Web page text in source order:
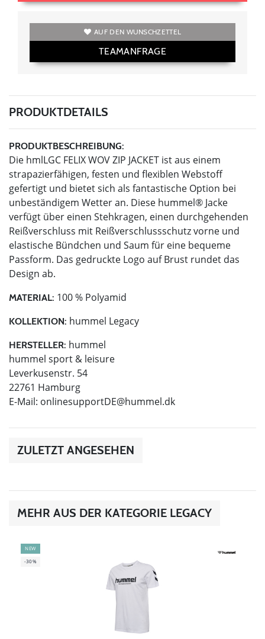
AUF DEN WUNSCHZETTEL
TEAMANFRAGE
PRODUKTDETAILS
PRODUKTBESCHREIBUNG:
Die hmlLGC FELIX WOV ZIP JACKET ist aus einem
strapazierfähigen, festen und flexiblen Webstoff
gefertigt und bietet sich als fantastische Option bei
unbeständigem Wetter an. Diese hummel® Jacke
verfügt über einen Stehkragen, einen durchgehenden
Reißverschluss mit Reißverschlussschutz vorne und
elastische Bündchen und Saum für eine bequeme
Passform. Das gedruckte Logo auf Brust rundet das
Design ab.
MATERIAL: 100 % Polyamid
KOLLEKTION: hummel Legacy
HERSTELLER: hummel
hummel sport & leisure
Leverkusenstr. 54
22761 Hamburg
E-Mail: onlinesupportDE@hummel.dk
ZULETZT ANGESEHEN
MEHR AUS DER KATEGORIE LEGACY
NEW
-30%